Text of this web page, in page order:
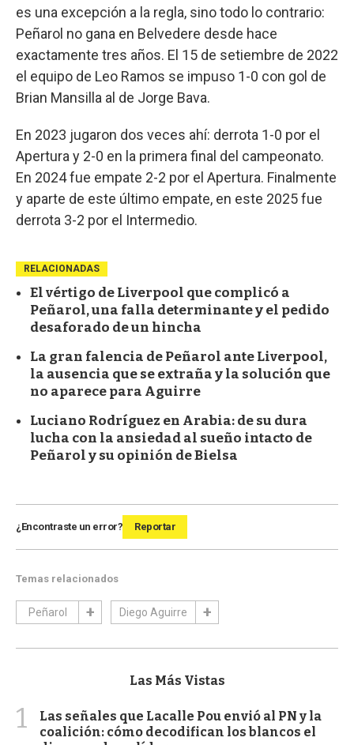
es una excepción a la regla, sino todo lo contrario:
Peñarol no gana en Belvedere desde hace
exactamente tres años. El 15 de setiembre de 2022
el equipo de Leo Ramos se impuso 1-0 con gol de
Brian Mansilla al de Jorge Bava.
En 2023 jugaron dos veces ahí: derrota 1-0 por el
Apertura y 2-0 en la primera final del campeonato.
En 2024 fue empate 2-2 por el Apertura. Finalmente
y aparte de este último empate, en este 2025 fue
derrota 3-2 por el Intermedio.
RELACIONADAS
El vértigo de Liverpool que complicó a
Peñarol, una falla determinante y el pedido
desaforado de un hincha
La gran falencia de Peñarol ante Liverpool,
la ausencia que se extraña y la solución que
no aparece para Aguirre
Luciano Rodríguez en Arabia: de su dura
lucha con la ansiedad al sueño intacto de
Peñarol y su opinión de Bielsa
¿Encontraste un error? Reportar
Temas relacionados
Peñarol Diego Aguirre
Las Más Vistas
1
Las señales que Lacalle Pou envió al PN y la
coalición: cómo decodifican los blancos el